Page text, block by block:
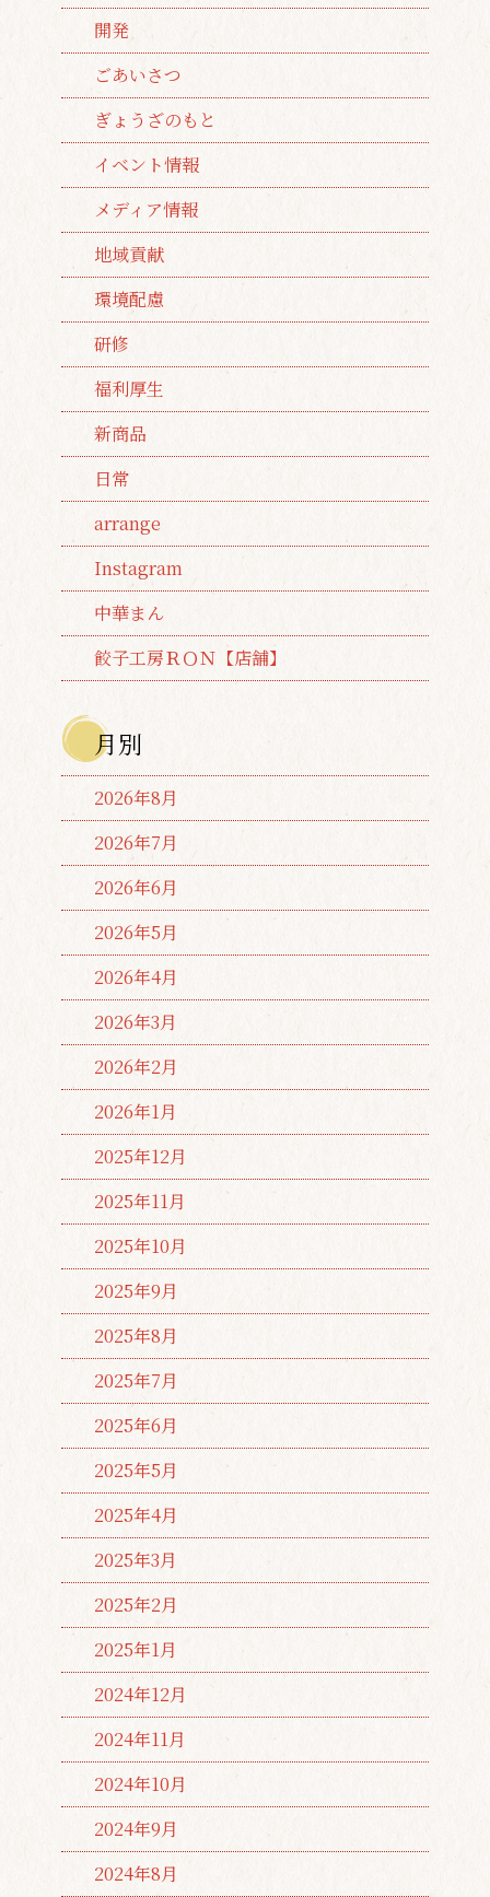
開発
ごあいさつ
ぎょうざのもと
イベント情報
メディア情報
地域貢献
環境配慮
研修
福利厚生
新商品
日常
arrange
Instagram
中華まん
餃子工房ＲＯＮ【店舗】
月別
2026年8月
2026年7月
2026年6月
2026年5月
2026年4月
2026年3月
2026年2月
2026年1月
2025年12月
2025年11月
2025年10月
2025年9月
2025年8月
2025年7月
2025年6月
2025年5月
2025年4月
2025年3月
2025年2月
2025年1月
2024年12月
2024年11月
2024年10月
2024年9月
2024年8月